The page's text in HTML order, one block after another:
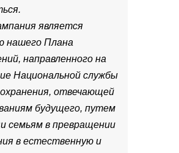
является
нашего Плана
направленного на
Национальной службы
отвечающей
будущего, путем
семьям в превращении
в естественную и